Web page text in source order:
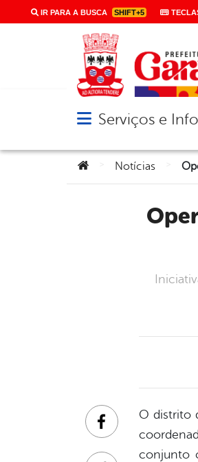
IR PARA A BUSCA SHIFT+5
Abrir menu principal
Serviços e
Você está aqui:
Notícias
Operação Mulheres 2026 levou serviços e ações de combate
O distrito
conjunto
Facebook